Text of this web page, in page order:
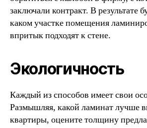
заключали контракт. В результате
каком участке помещения
впритык подходят к стене.
Экологичность
Каждый из способов имеет свои
Размышляя, какой ламинат лучше
квартиры, оцените толщину